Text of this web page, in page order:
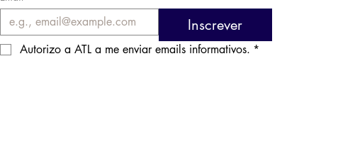
Inscrever
Autorizo a ATL a me enviar emails informativos. *